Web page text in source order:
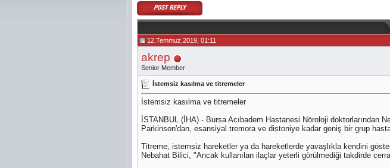
evooli
gaziantep
escort
gaziantep
escort
12.Temmuz.2019, 01:11
akrep
Senior Member
İstemsiz kasılma ve titremeler
İstemsiz kasılma ve titremeler
İSTANBUL (İHA) - Bursa Acıbadem Hastanesi Nöroloji
Parkinson'dan, esansiyal tremora ve distoniye kadar geniş bir grup
Titreme, istemsiz hareketler ya da hareketlerde yavaşlıkla kendini
Nebahat Bilici, "Ancak kullanılan ilaçlar yeterli görülmediği takdirde